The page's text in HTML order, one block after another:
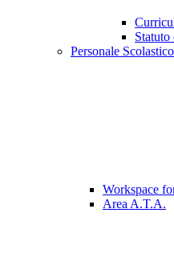
Statuto
Personale Scolastico
Workspace
Area A.T.A.